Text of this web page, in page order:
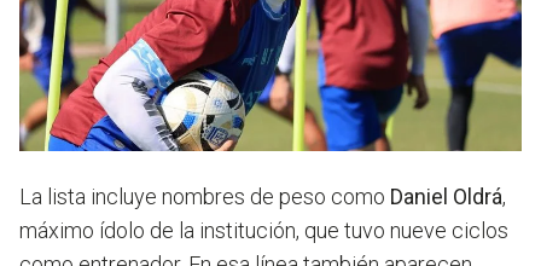
La lista incluye nombres de peso como Daniel Oldrá,
máximo ídolo de la institución, que tuvo nueve ciclos